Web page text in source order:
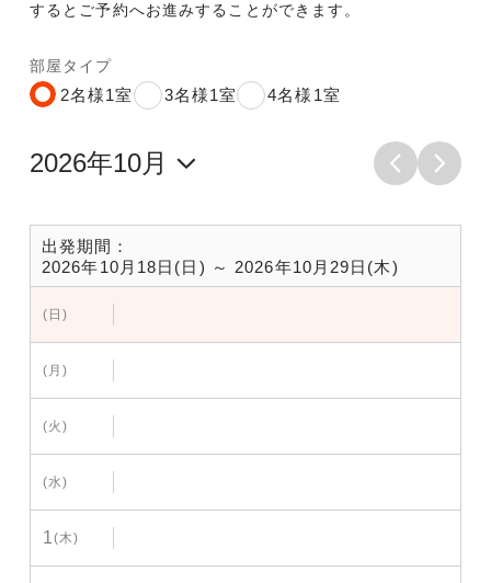
するとご予約へお進みすることができます。
部屋タイプ
2名様1室 3名様1室 4名様1室
出発期間：
2026年10月18日(日) ～ 2026年10月29日(木)
(日)
(月)
(火)
(水)
1(木)